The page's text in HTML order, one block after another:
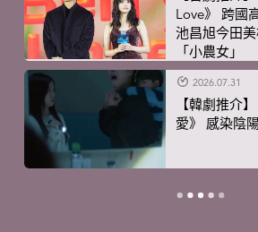
Love》 跨國
池昌旭今田
「小農女」
2026.07.31
【韓劇推介
愛》 感染陰